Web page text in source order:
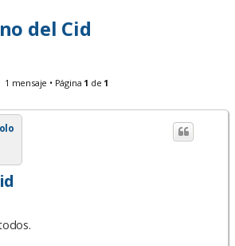
del Cid
1 mensaje • Página 1 de 1